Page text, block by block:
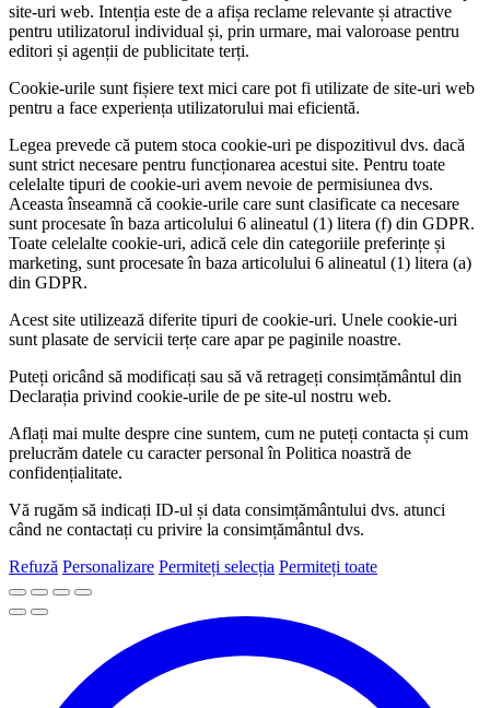
site-uri web. Intenția este de a afișa reclame relevante și atractive
pentru utilizatorul individual și, prin urmare, mai valoroase pentru
editori și agenții de publicitate terți.
Cookie-urile sunt fișiere text mici care pot fi utilizate de site-uri web
pentru a face experiența utilizatorului mai eficientă.
Legea prevede că putem stoca cookie-uri pe dispozitivul dvs. dacă
sunt strict necesare pentru funcționarea acestui site. Pentru toate
celelalte tipuri de cookie-uri avem nevoie de permisiunea dvs.
Aceasta înseamnă că cookie-urile care sunt clasificate ca necesare
sunt procesate în baza articolului 6 alineatul (1) litera (f) din GDPR.
Toate celelalte cookie-uri, adică cele din categoriile preferințe și
marketing, sunt procesate în baza articolului 6 alineatul (1) litera (a)
din GDPR.
Acest site utilizează diferite tipuri de cookie-uri. Unele cookie-uri
sunt plasate de servicii terțe care apar pe paginile noastre.
Puteți oricând să modificați sau să vă retrageți consimțământul din
Declarația privind cookie-urile de pe site-ul nostru web.
Aflați mai multe despre cine suntem, cum ne puteți contacta și cum
prelucrăm datele cu caracter personal în Politica noastră de
confidențialitate.
Vă rugăm să indicați ID-ul și data consimțământului dvs. atunci
când ne contactați cu privire la consimțământul dvs.
Refuză Personalizare Permiteți selecția Permiteți toate